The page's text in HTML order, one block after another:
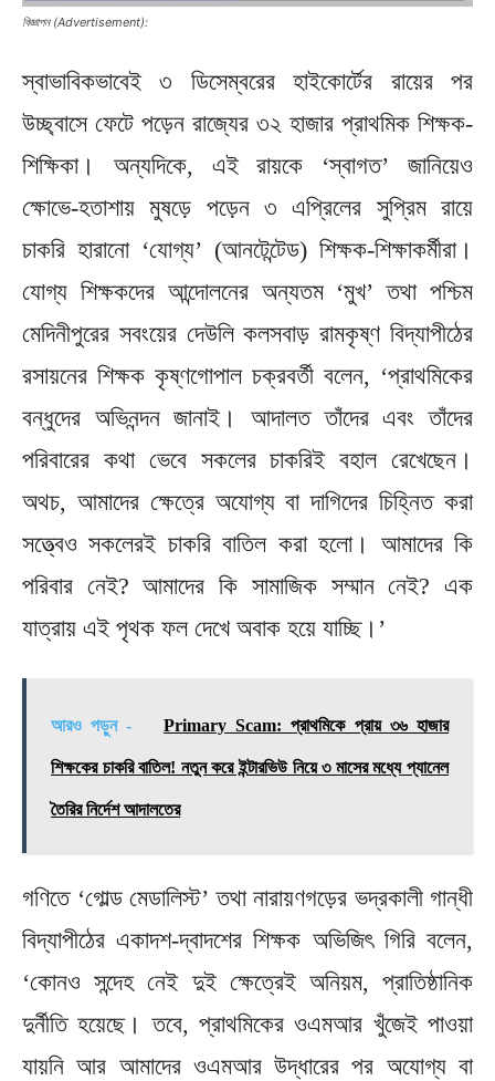
বিজ্ঞাপন (Advertisement):
স্বাভাবিকভাবেই ৩ ডিসেম্বরের হাইকোর্টের রায়ের পর
উচ্ছ্বাসে ফেটে পড়েন রাজ্যের ৩২ হাজার প্রাথমিক শিক্ষক-
শিক্ষিকা। অন্যদিকে, এই রায়কে ‘স্বাগত’ জানিয়েও
ক্ষোভে-হতাশায় মুষড়ে পড়েন ৩ এপ্রিলের সুপ্রিম রায়ে
চাকরি হারানো ‘যোগ্য’ (আনটেন্টেড) শিক্ষক-শিক্ষাকর্মীরা।
যোগ্য শিক্ষকদের আন্দোলনের অন্যতম ‘মুখ’ তথা পশ্চিম
মেদিনীপুরের সবংয়ের দেউলি কলসবাড় রামকৃষ্ণ বিদ্যাপীঠের
রসায়নের শিক্ষক কৃষ্ণগোপাল চক্রবর্তী বলেন, ‘প্রাথমিকের
বন্ধুদের অভিনন্দন জানাই। আদালত তাঁদের এবং তাঁদের
পরিবারের কথা ভেবে সকলের চাকরিই বহাল রেখেছেন।
অথচ, আমাদের ক্ষেত্রে অযোগ্য বা দাগিদের চিহ্নিত করা
সত্ত্বেও সকলেরই চাকরি বাতিল করা হলো। আমাদের কি
পরিবার নেই? আমাদের কি সামাজিক সম্মান নেই? এক
যাত্রায় এই পৃথক ফল দেখে অবাক হয়ে যাচ্ছি।’
আরও পড়ুন - Primary Scam: প্রাথমিকে প্রায় ৩৬ হাজার
শিক্ষকের চাকরি বাতিল! নতুন করে ইন্টারভিউ নিয়ে ৩ মাসের মধ্যে প্যানেল
তৈরির নির্দেশ আদালতের
গণিতে ‘গোল্ড মেডালিস্ট’ তথা নারায়ণগড়ের ভদ্রকালী গান্ধী
বিদ্যাপীঠের একাদশ-দ্বাদশের শিক্ষক অভিজিৎ গিরি বলেন,
‘কোনও সন্দেহ নেই দুই ক্ষেত্রেই অনিয়ম, প্রাতিষ্ঠানিক
দুর্নীতি হয়েছে। তবে, প্রাথমিকের ওএমআর খুঁজেই পাওয়া
যায়নি আর আমাদের ওএমআর উদ্ধারের পর অযোগ্য বা